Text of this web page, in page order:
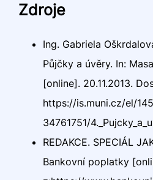
Zdroje
Ing. Gabriela
Půjčky a úvěry. In:
[online]. 20.11.2013.
https://is.muni.cz/el/
34761751/
REDAKCE. SPECIÁL
Bankovní poplatky